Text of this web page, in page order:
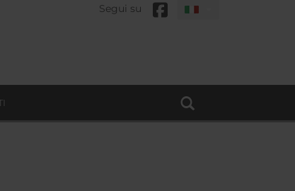
Segui su